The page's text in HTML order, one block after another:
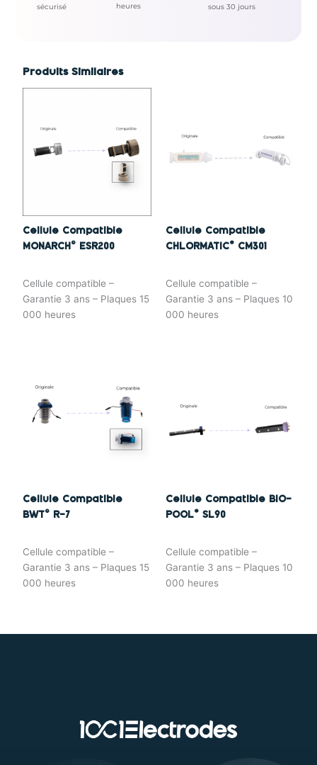
sécurisé
heures
sous 30 jours
Produits Similaires
Cellule Compatible
MONARCH© ESR200
Cellule compatible –
Garantie 3 ans – Plaques 15
000 heures
Cellule Compatible
CHLORMATIC® CM301
Cellule compatible –
Garantie 3 ans – Plaques 10
000 heures
Cellule Compatible
BWT© R-7
Cellule compatible –
Garantie 3 ans – Plaques 15
000 heures
Cellule Compatible BIO-
POOL® SL90
Cellule compatible –
Garantie 3 ans – Plaques 10
000 heures